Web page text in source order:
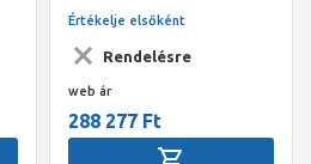
hőmérővel, kofferben
Rendelésre
Értékelje elsőként
web ár
288 277 Ft